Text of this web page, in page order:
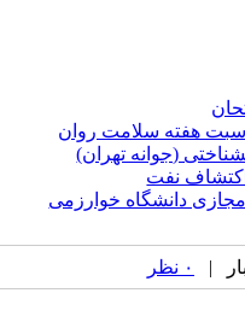
هفته سلامت روان
(جوانه تهران)
اکتشاف نفت
۰ نظر